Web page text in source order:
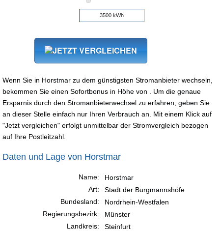
Wenn Sie in Horstmar zu dem günstigsten Stromanbieter wechseln,
bekommen Sie einen Sofortbonus in Höhe von . Um die genaue
Ersparnis durch den Stromanbieterwechsel zu erfahren, geben Sie
an dieser Stelle einfach nur Ihren Verbrauch an. Mit einem Klick auf
"Jetzt vergleichen" erfolgt unmittelbar der Stromvergleich bezogen
auf Ihre Postleitzahl.
Daten und Lage von Horstmar
Name:
Horstmar
Art:
Stadt der Burgmannshöfe
Bundesland:
Nordrhein-Westfalen
Regierungsbezirk:
Münster
Landkreis:
Steinfurt